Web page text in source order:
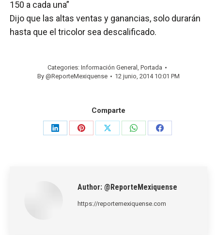
150 a cada una”
Dijo que las altas ventas y ganancias, solo durarán
hasta que el tricolor sea descalificado.
Categories: Información General , Portada
By @ReporteMexiquense 12 junio, 2014 10:01 PM
Comparte
Share
Share
Share
Share
Share
Author: @ReporteMexiquense
https://reportemexiquense.com